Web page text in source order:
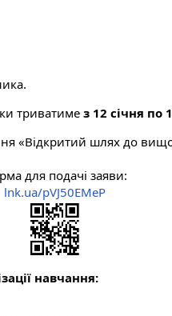
триватиме з 12 січня по
«Відкритий шлях до
для подачі заяви:
lnk.ua/pVJ50EMeP
навчання: